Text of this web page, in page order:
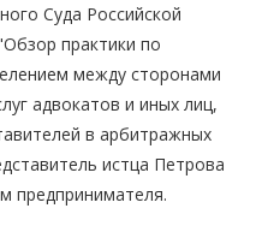
Суда Российской
практики по
между сторонами
адвокатов и иных лиц,
в арбитражных
истца Петрова
предпринимателя.